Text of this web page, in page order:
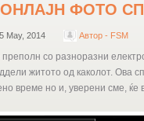
ФОТО
May, 2014 Автор - FSM
со разноразни
житото од каколот. Ова
време но и, уверени сме, ќе